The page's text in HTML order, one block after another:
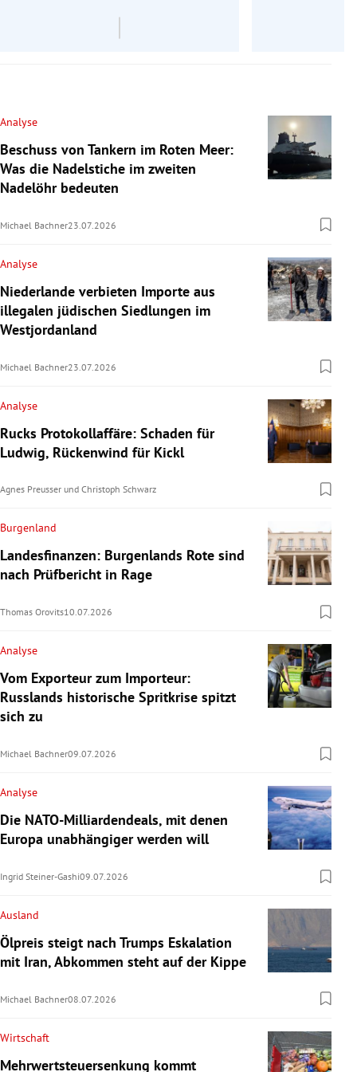
Analyse
Beschuss von Tankern im Roten Meer:
Was die Nadelstiche im zweiten
Nadelöhr bedeuten
Michael Bachner23.07.2026
Analyse
Niederlande verbieten Importe aus
illegalen jüdischen Siedlungen im
Westjordanland
Michael Bachner23.07.2026
Analyse
Rucks Protokollaffäre: Schaden für
Ludwig, Rückenwind für Kickl
Agnes Preusser und Christoph Schwarz
Burgenland
Landesfinanzen: Burgenlands Rote sind
nach Prüfbericht in Rage
Thomas Orovits10.07.2026
Analyse
Vom Exporteur zum Importeur:
Russlands historische Spritkrise spitzt
sich zu
Michael Bachner09.07.2026
Analyse
Die NATO-Milliardendeals, mit denen
Europa unabhängiger werden will
Ingrid Steiner-Gashi09.07.2026
Ausland
Ölpreis steigt nach Trumps Eskalation
mit Iran, Abkommen steht auf der Kippe
Michael Bachner08.07.2026
Wirtschaft
Mehrwertsteuersenkung kommt